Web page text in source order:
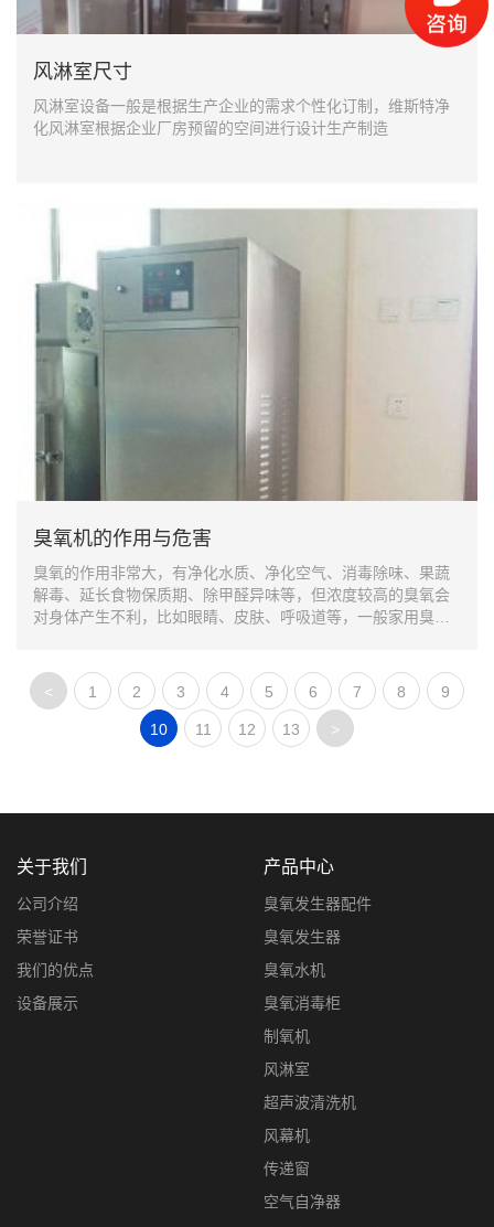
风淋室尺寸
风淋室设备一般是根据生产企业的需求个性化订制，维斯特净
化风淋室根据企业厂房预留的空间进行设计生产制造
臭氧机的作用与危害
臭氧的作用非常大，有净化水质、净化空气、消毒除味、果蔬
解毒、延长食物保质期、除甲醛异味等，但浓度较高的臭氧会
对身体产生不利，比如眼睛、皮肤、呼吸道等，一般家用臭氧
< 1 2 3 4 5 6 7 8 9
10 11 12 13 >
关于我们
公司介绍
荣誉证书
我们的优点
设备展示
产品中心
臭氧发生器配件
臭氧发生器
臭氧水机
臭氧消毒柜
制氧机
风淋室
超声波清洗机
风幕机
传递窗
空气自净器